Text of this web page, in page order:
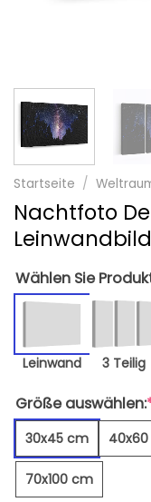
Startseite /
Nachtfoto
Leinwandbild
Wählen Sie
Leinwand 3 Teilig
Größe auswählen:
30x45 cm
70x100 cm